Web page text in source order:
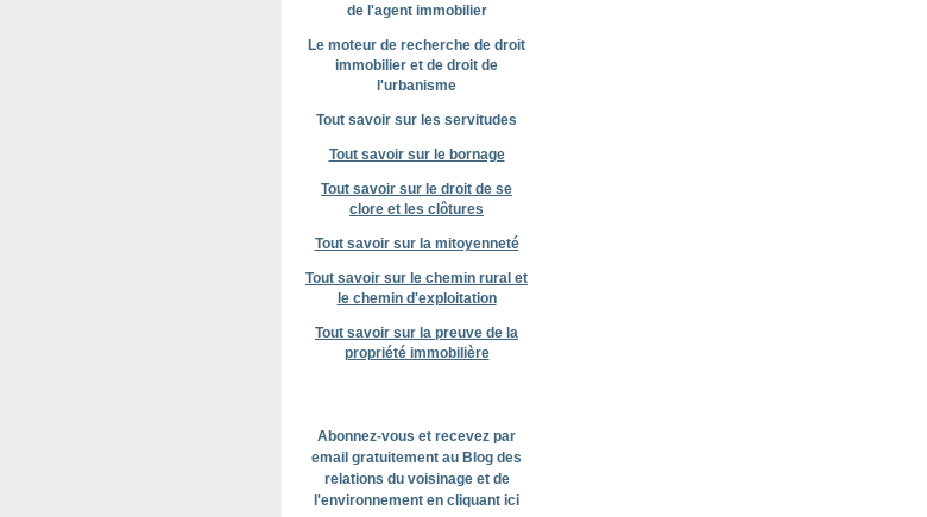
de l'agent immobilier
Le moteur de recherche de droit
immobilier et de droit de
l'urbanisme
Tout savoir sur les servitudes
Tout savoir sur le bornage
Tout savoir sur le droit de se
clore et les clôtures
Tout savoir sur la mitoyenneté
Tout savoir sur le chemin rural et
le chemin d'exploitation
Tout savoir sur la preuve de la
propriété immobilière
Abonnez-vous et recevez par
email gratuitement au Blog des
relations du voisinage et de
l'environnement en cliquant ici